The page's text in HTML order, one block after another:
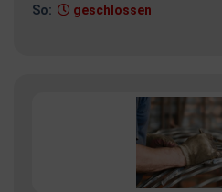
So:
geschlossen